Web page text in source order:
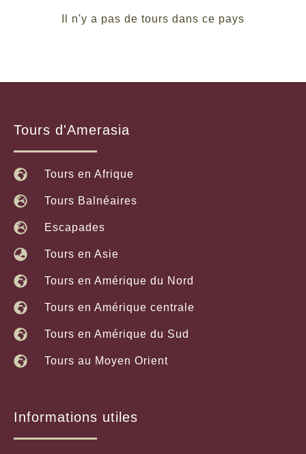
librement.Il n'y a pas de tours dans ce pays
Tours d'Amerasia
Tours en Afrique
Tours Balnéaires
Escapades
Tours en Asie
Tours en Amérique du Nord
Tours en Amérique centrale
Tours en Amérique du Sud
Tours au Moyen Orient
Informations utiles